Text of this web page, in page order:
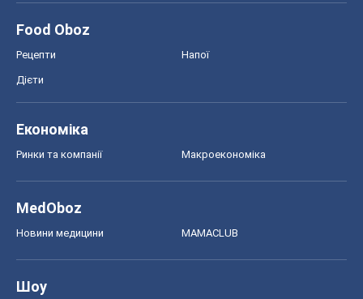
Food Oboz
Рецепти Напої
Дієти
Економіка
Ринки та компанії Макроекономіка
MedOboz
Новини медицини MAMACLUB
Шоу